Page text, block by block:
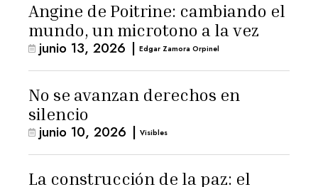
Angine de Poitrine: cambiando el
mundo, un microtono a la vez
junio 13, 2026 | Edgar Zamora Orpinel
No se avanzan derechos en
silencio
junio 10, 2026 | Visibles
La construcción de la paz: el